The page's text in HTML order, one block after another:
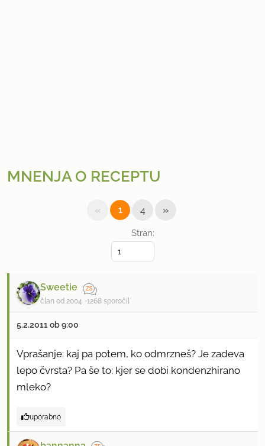
MNENJA O RECEPTU
Stran:
« 1 4 »
Sweetie
član od 2004 1268 sporočil
5.2.2011 ob 9:00
Vprašanje: kaj pa potem, ko odmrzneš? Je zadeva
lepo čvrsta? Pa še to: kjer se dobi kondenzhirano
mleko?
uporabno